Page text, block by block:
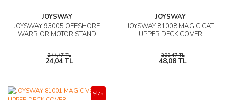
JOYSWAY
JOYSWAY 93005 OFFSHORE
WARRİOR MOTOR STAND
244,47 TL
24,04 TL
JOYSWAY
JOYSWAY 81008 MAGIC CAT
UPPER DECK COVER
200,47 TL
48,08 TL
%75